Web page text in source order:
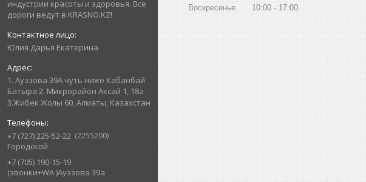
индустрии красоты и здоровья. Все
дороги ведут в KRASNO.KZ!
Юлия Дарья Екатерина
1. Ауэзова 39А чуть ниже Кабанбай
Батыра ㅤㅤㅤㅤㅤㅤㅤㅤㅤㅤㅤㅤㅤㅤ2. ​Микрорайон Аксай 1, 18а
3.Жибек Жолы 60, Алматы, Казахстан
+7 (727) 225-52-22 2255200
Городской
+7 (705) 190-15-19
(звонки+WA )Ауэзова 39а
Воскресенье
10:00 17:00